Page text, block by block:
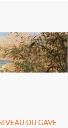
DU GAVE